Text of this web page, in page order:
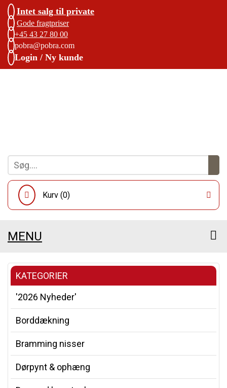
Intet salg til private
Gode fragtpriser
+45 43 27 80 00
pobra@pobra.com
Login / Ny kunde
Kurv (0)
MENU
KATEGORIER
'2026 Nyheder'
Borddækning
Bramming nisser
Dørpynt & ophæng